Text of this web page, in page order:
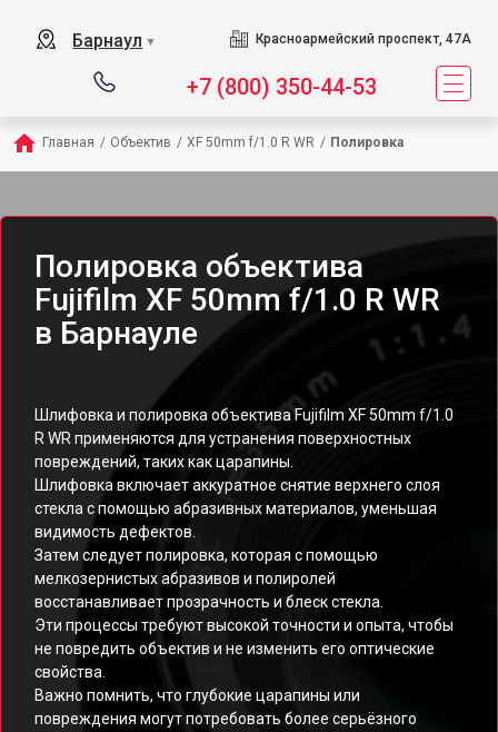
Барнаул ▼ Красноармейский проспект, 47А
+7 (800) 350-44-53
Главная / Объектив / XF 50mm f/1.0 R WR / Полировка
Полировка объектива
Fujifilm XF 50mm f/1.0 R WR
в Барнауле
Шлифовка и полировка объектива Fujifilm XF 50mm f/1.0
R WR применяются для устранения поверхностных
повреждений, таких как царапины.
Шлифовка включает аккуратное снятие верхнего слоя
стекла с помощью абразивных материалов, уменьшая
видимость дефектов.
Затем следует полировка, которая с помощью
мелкозернистых абразивов и полиролей
восстанавливает прозрачность и блеск стекла.
Эти процессы требуют высокой точности и опыта, чтобы
не повредить объектив и не изменить его оптические
свойства.
Важно помнить, что глубокие царапины или
повреждения могут потребовать более серьёзного